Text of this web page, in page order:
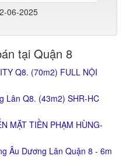
06-2025
tại Quận 8
Q8. (70m2) FULL NỘI
Lân Q8. (43m2) SHR-HC
MẶT TIỀN PHẠM HÙNG-
Âu Dương Lân Quận 8 - 6m